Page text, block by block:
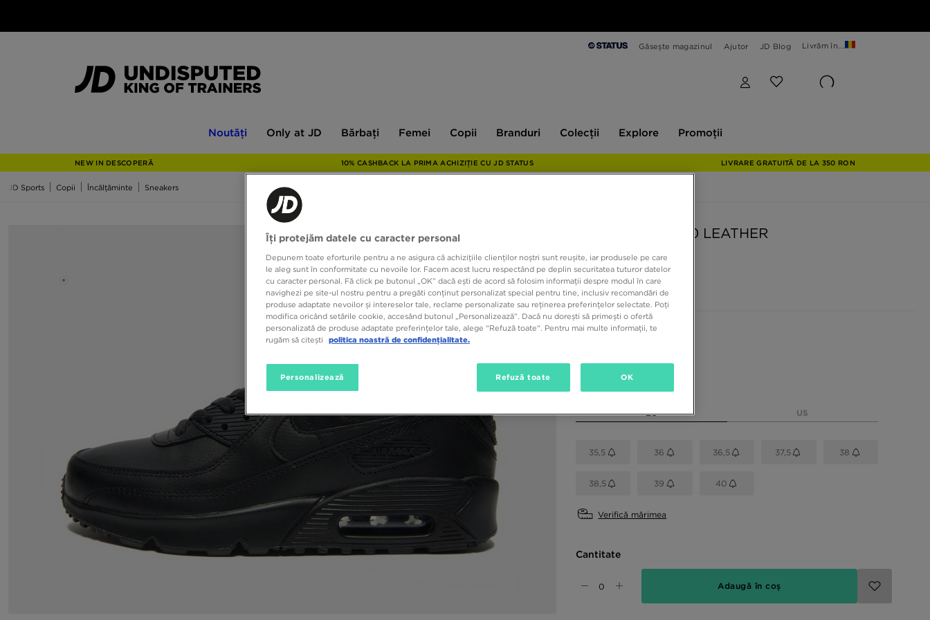
Găsește magazinul Ajutor JD Blog Livrăm în...
Noutăți
JD
Only at JD Bărbați Femei Copii Branduri Colecții Explore Promoții
NEW IN DESCOPERĂ 10% CASHBACK LA PRIMA ACHIZIȚIE CU JD STATUS LIVRARE GRATUITĂ DE LA 350 RON
JD Sports Copii Încălțăminte Sneakers
NIKE AIR MAX 90 LEATHER
419,99 RON
Culori disponibile
Alege mărimea
EU US
35,5 36 36,5 37,5 38
38,5 39 40
Verifică mărimea
Cantitate
Adaugă în coș
Îți protejăm datele cu caracter personal
Depunem toate eforturile pentru a ne asigura că achizițiile clienților noștri sunt reușite, iar produsele pe care
le aleg sunt în conformitate cu nevoile lor. Facem acest lucru respectând pe deplin securitatea tuturor datelor
cu caracter personal. Fă click pe butonul „OK” dacă ești de acord să folosim informații despre modul în care
navighezi pe site-ul nostru pentru a pregăti conținut personalizat special pentru tine, inclusiv recomandări de
produse adaptate nevoilor și intereselor tale, reclame personalizate sau reținerea preferințelor selectate. Poți
modifica oricând setările cookie, accesând butonul „Personalizează”. Dacă nu dorești să primești o ofertă
personalizată de produse adaptate preferințelor tale, alege "Refuză toate". Pentru mai multe informații, te
rugăm să citești
politica noastră de confidențialitate.
Personalizează Refuză toate OK